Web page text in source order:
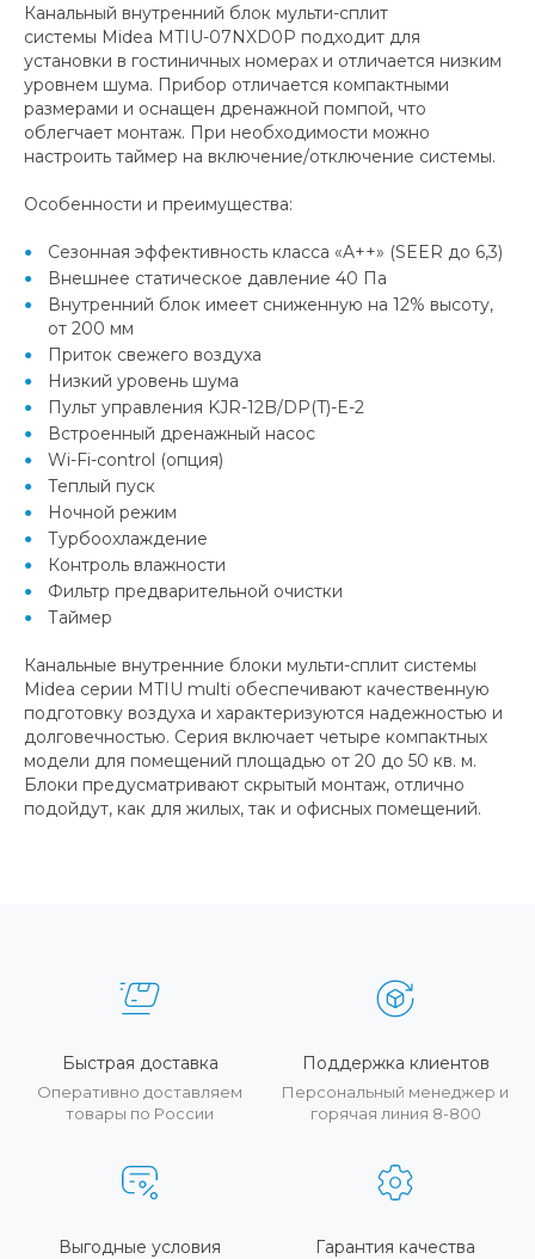
Канальный внутренний блок мульти-сплит
системы Midea MTIU-07NXD0P подходит для
установки в гостиничных номерах и отличается низким
уровнем шума. Прибор отличается компактными
размерами и оснащен дренажной помпой, что
облегчает монтаж. При необходимости можно
настроить таймер на включение/отключение системы.
Особенности и преимущества:
Сезонная эффективность класса «A++» (SEER до 6,3)
Внешнее статическое давление 40 Па
Внутренний блок имеет сниженную на 12% высоту,
от 200 мм
Приток свежего воздуха
Низкий уровень шума
Пульт управления KJR-12B/DP(T)-E-2
Встроенный дренажный насос
Wi-Fi-сontrol (опция)
Теплый пуск
Ночной режим
Турбоохлаждение
Контроль влажности
Фильтр предварительной очистки
Таймер
Канальные внутренние блоки мульти-сплит системы
Midea серии MTIU multi обеспечивают качественную
подготовку воздуха и характеризуются надежностью и
долговечностью. Серия включает четыре компактных
модели для помещений площадью от 20 до 50 кв. м.
Блоки предусматривают скрытый монтаж, отлично
подойдут, как для жилых, так и офисных помещений.
Быстрая доставка
Оперативно доставляем
товары по России
Поддержка клиентов
Персональный менеджер и
горячая линия 8-800
Выгодные условия Гарантия качества